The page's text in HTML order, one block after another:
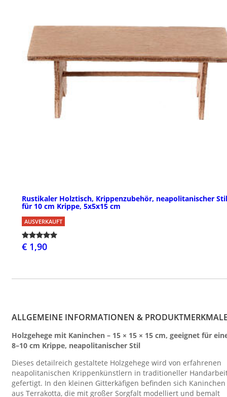
Rustikaler Holztisch, Krippenzubehör, neapolitanischer
für 10 cm Krippe, 5x5x15 cm
AUSVERKAUFT
€ 1,90
ALLGEMEINE INFORMATIONEN &
Holzgehege mit Kaninchen – 15 × 15 × 15 cm, geeignet für
8–10 cm Krippe, neapolitanischer Stil
Dieses detailreich gestaltete Holzgehege wird von erfahrenen
neapolitanischen Krippenkünstlern in traditioneller
gefertigt. In den kleinen Gitterkäfigen befinden sich Kaninchen
aus Terrakotta, die mit großer Sorgfalt modelliert und bemalt